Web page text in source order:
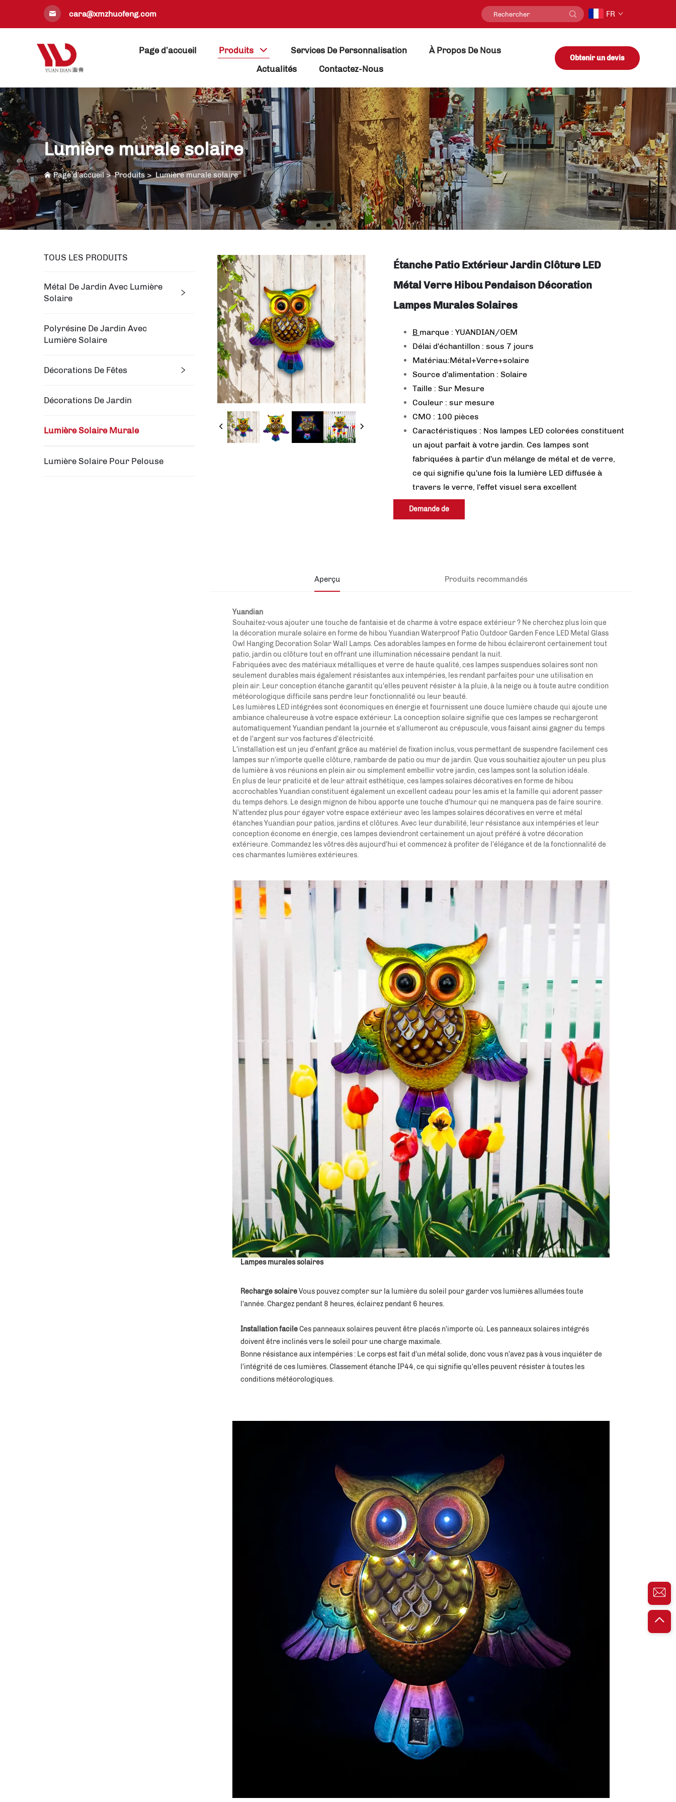
cara@xmzhuofeng.com FR
Page d’accueil Produits Services De Personnalisation
À Propos De Nous
Actualités
Contactez-Nous
Obtenir un devis
Lumière murale solaire
Page d’accueil>Produits>Lumière murale solaire
TOUS LES PRODUITS
Métal De Jardin Avec Lumière
Solaire
Polyrésine De Jardin Avec
Lumière Solaire
Décorations De Fêtes
Décorations De Jardin
Lumière Solaire Murale
Lumière Solaire Pour Pelouse
Étanche Patio Extérieur Jardin Clôture LED
Métal Verre Hibou Pendaison Décoration
Lampes Murales Solaires
B marque : YUANDIAN/OEM
Délai d'échantillon : sous 7 jours
Matériau:Métal+Verre+solaire
Source d'alimentation : Solaire
Taille : Sur Mesure
Couleur : sur mesure
CMO : 100 pièces
Caractéristiques : Nos lampes LED colorées constituent
un ajout parfait à votre jardin. Ces lampes sont
fabriquées à partir d'un mélange de métal et de verre,
ce qui signifie qu'une fois la lumière LED diffusée à
travers le verre, l'effet visuel sera excellent
Demande de
Aperçu Produits recommandés
Yuandian
Souhaitez-vous ajouter une touche de fantaisie et de charme à votre espace extérieur ? Ne cherchez plus loin que
la décoration murale solaire en forme de hibou Yuandian Waterproof Patio Outdoor Garden Fence LED Metal Glass
Owl Hanging Decoration Solar Wall Lamps. Ces adorables lampes en forme de hibou éclaireront certainement tout
patio, jardin ou clôture tout en offrant une illumination nécessaire pendant la nuit.
Fabriquées avec des matériaux métalliques et verre de haute qualité, ces lampes suspendues solaires sont non
seulement durables mais également résistantes aux intempéries, les rendant parfaites pour une utilisation en
plein air. Leur conception étanche garantit qu'elles peuvent résister à la pluie, à la neige ou à toute autre condition
météorologique difficile sans perdre leur fonctionnalité ou leur beauté.
Les lumières LED intégrées sont économiques en énergie et fournissent une douce lumière chaude qui ajoute une
ambiance chaleureuse à votre espace extérieur. La conception solaire signifie que ces lampes se rechargeront
automatiquementYuandian pendant la journée et s'allumeront au crépuscule, vous faisant ainsi gagner du temps
et de l'argent sur vos factures d'électricité.
L'installation est un jeu d'enfant grâce au matériel de fixation inclus, vous permettant de suspendre facilement ces
lampes sur n'importe quelle clôture, rambarde de patio ou mur de jardin. Que vous souhaitiez ajouter un peu plus
de lumière à vos réunions en plein air ou simplement embellir votre jardin, ces lampes sont la solution idéale.
En plus de leur praticité et de leur attrait esthétique, ces lampes solaires décoratives en forme de hibou
accrochables Yuandian constituent également un excellent cadeau pour les amis et la famille qui adorent passer
du temps dehors. Le design mignon de hibou apporte une touche d'humour qui ne manquera pas de faire sourire.
N'attendez plus pour égayer votre espace extérieur avec les lampes solaires décoratives en verre et métal
étanches Yuandian pour patios, jardins et clôtures. Avec leur durabilité, leur résistance aux intempéries et leur
conception économe en énergie, ces lampes deviendront certainement un ajout préféré à votre décoration
extérieure. Commandez les vôtres dès aujourd'hui et commencez à profiter de l'élégance et de la fonctionnalité de
ces charmantes lumières extérieures.
Lampes murales solaires
Recharge solaire Vous pouvez compter sur la lumière du soleil pour garder vos lumières allumées toute
l'année. Chargez pendant 8 heures, éclairez pendant 6 heures.
Installation facile Ces panneaux solaires peuvent être placés n'importe où. Les panneaux solaires intégrés
doivent être inclinés vers le soleil pour une charge maximale.
Bonne résistance aux intempéries : Le corps est fait d'un métal solide, donc vous n'avez pas à vous inquiéter de
l'intégrité de ces lumières. Classement étanche IP44, ce qui signifie qu'elles peuvent résister à toutes les
conditions météorologiques.